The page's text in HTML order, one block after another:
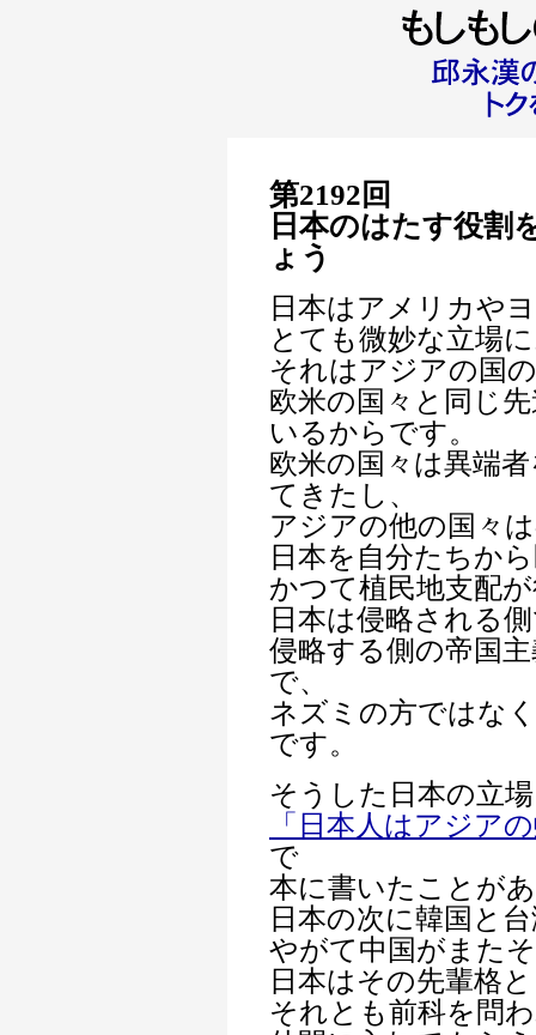
第2192回
日本のはたす役割
ょう
日本はアメリカや
とても微妙な立場
それはアジアの国
欧米の国々と同じ
いるからです。
欧米の国々は異端
てきたし、
アジアの他の国々
日本を自分たちか
かつて植民地支配
日本は侵略される
侵略する側の帝国
で、
ネズミの方ではな
です。
そうした日本の立
「日本人はアジア
で
本に書いたことが
日本の次に韓国と
やがて中国がまた
日本はその先輩格
それとも前科を問